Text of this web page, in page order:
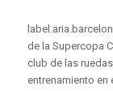
de la Supercopa
club de las
entrenamiento